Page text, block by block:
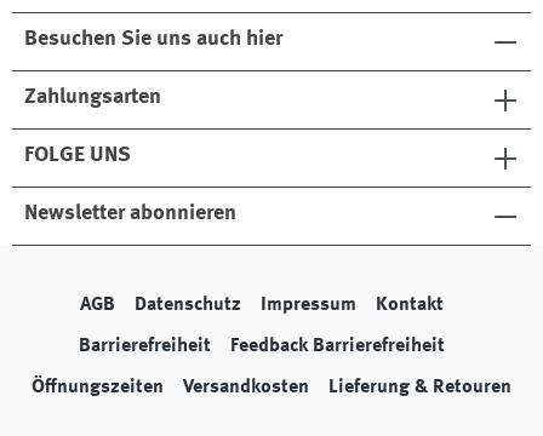
Besuchen Sie uns auch hier
Zahlungsarten
FOLGE UNS
Newsletter abonnieren
AGB Datenschutz Impressum Kontakt
Barrierefreiheit Feedback Barrierefreiheit
Öffnungszeiten Versandkosten Lieferung & Retouren